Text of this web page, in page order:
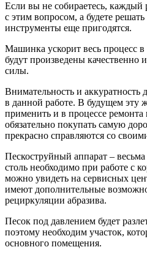
Если вы не собираетесь, каждый
с этим вопросом, а будете решать
инструменты еще пригодятся.
Машинка ускорит весь процесс
будут произведены качественно
силы.
Внимательность и
в данной работе. В будущем эту
применить и в процессе ремонта
обязательно покупать самую
прекрасно справляются со
Пескоструйный аппарат –
столь необходимо при работе с
можно увидеть на сервисных
имеют дополнительные
рециркуляции абразива.
Песок под давлением будет
поэтому необходим участок,
основного помещения.